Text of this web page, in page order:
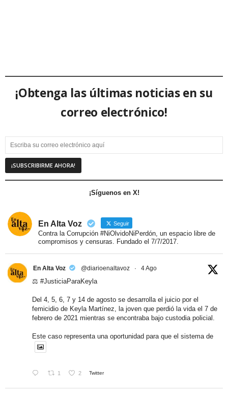
¡Obtenga las últimas noticias en su
correo electrónico!
¡Síguenos en X!
En Alta Voz Seguir
Contra la Corrupción #NiOlvidoNiPerdón, un espacio libre de
compromisos y censuras. Fundado el 7/7/2017.
En Alta Voz @diarioenaltavoz · 4 Ago
⚖️ #JusticiaParaKeyla
Del 4, 5, 6, 7 y 14 de agosto se desarrolla el juicio por el
femicidio de Keyla Martínez, la joven que perdió la vida el 7 de
febrero de 2021 mientras se encontraba bajo custodia policial.
Este caso representa una oportunidad para que el sistema de
1 2 Twitter